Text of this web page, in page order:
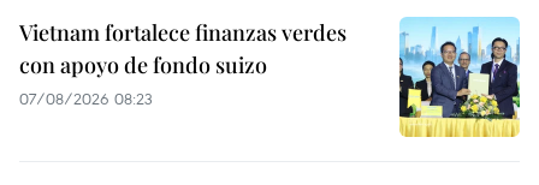
Vietnam fortalece finanzas verdes
con apoyo de fondo suizo
07/08/2026 08:23